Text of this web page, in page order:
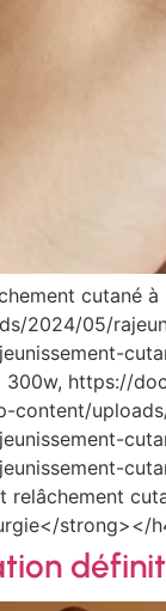
cutané
2024/05/
https://
content/
relâchement
strong></